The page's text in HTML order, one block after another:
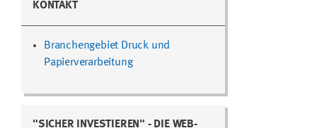
KONTAKT
Branchengebiet Druck und
Papierverarbeitung
"SICHER INVESTIEREN" - DIE WEB-